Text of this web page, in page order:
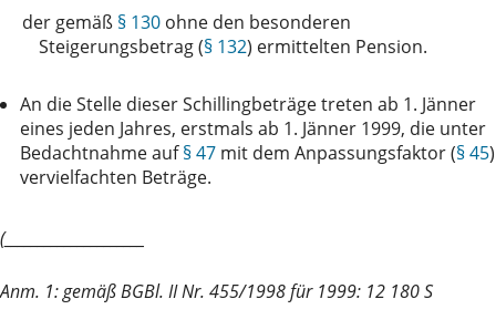
der gemäß § 130 ohne den besonderen
Steigerungsbetrag (§ 132) ermittelten Pension.
An die Stelle dieser Schillingbeträge treten ab 1. Jänner
eines jeden Jahres, erstmals ab 1. Jänner 1999, die unter
Bedachtnahme auf§ 47 mit dem Anpassungsfaktor (§ 45)
vervielfachten Beträge.
(_____________________
Anm. 1: gemäß BGBl. II Nr. 455/1998 für 1999: 12 180 S